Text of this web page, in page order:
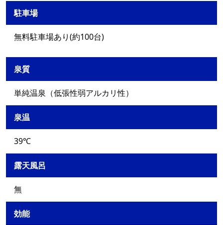
駐車場
無料駐車場あり(約100台)
泉質
単純温泉（低張性弱アルカリ性）
泉温
39℃
露天風呂
無
効能